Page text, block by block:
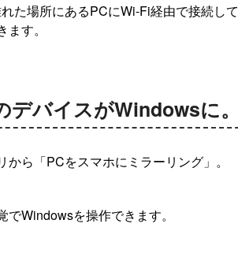
た場所にあるPCにWi-Fi経由で接続して
す。
バイスがWindowsに。
ら「PCをスマホにミラーリング」。
Windowsを操作できます。